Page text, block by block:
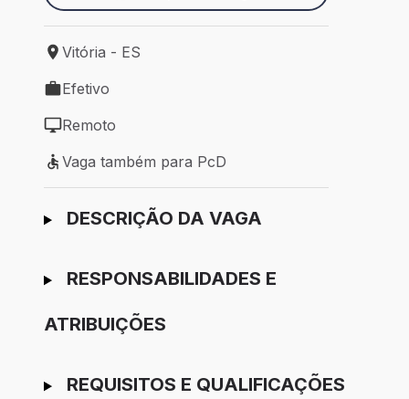
Local de trabalho: Vitória - ES
Vitória - ES
Tipo de vaga: Efetivo
Efetivo
Modelo de trabalho: Remoto
Remoto
Vaga também para PcD
Vaga também para PcD
Ir para candidatura
DESCRIÇÃO DA VAGA
RESPONSABILIDADES E
ATRIBUIÇÕES
REQUISITOS E QUALIFICAÇÕES